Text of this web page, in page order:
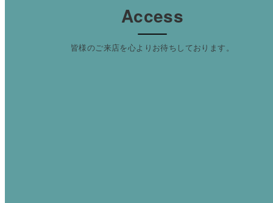
Access
皆様のご来店を心よりお待ちしております。